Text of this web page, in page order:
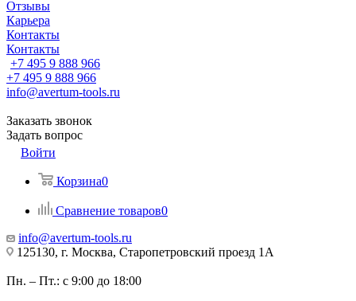
Отзывы
Карьера
Контакты
Контакты
+7 495 9 888 966
+7 495 9 888 966
info@avertum-tools.ru
Заказать звонок
Задать вопрос
Войти
Корзина0
Сравнение товаров0
info@avertum-tools.ru
125130, г. Москва, Старопетровский проезд 1А
Пн. – Пт.: с 9:00 до 18:00